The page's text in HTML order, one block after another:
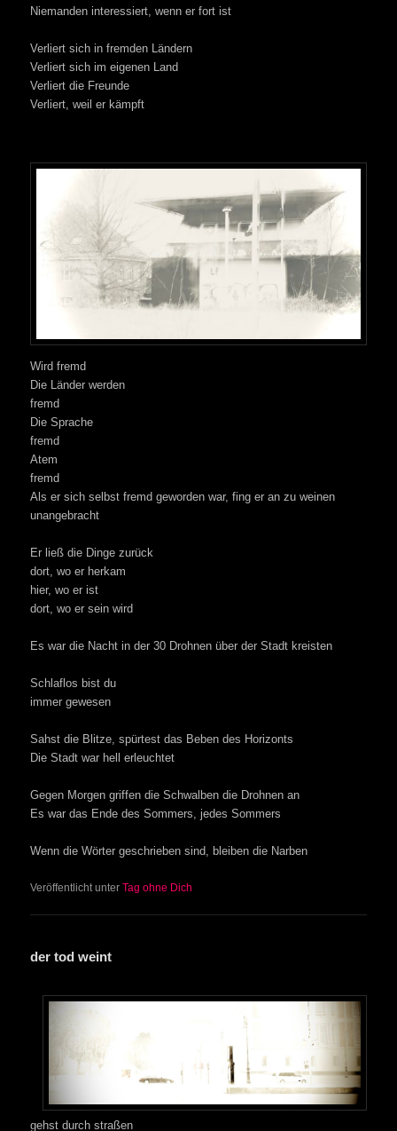
Niemanden interessiert, wenn er fort ist
Verliert sich in fremden Ländern
Verliert sich im eigenen Land
Verliert die Freunde
Verliert, weil er kämpft
Wird fremd
Die Länder werden
fremd
Die Sprache
fremd
Atem
fremd
Als er sich selbst fremd geworden war, fing er an zu weinen
unangebracht
Er ließ die Dinge zurück
dort, wo er herkam
hier, wo er ist
dort, wo er sein wird
Es war die Nacht in der 30 Drohnen über der Stadt kreisten
Schlaflos bist du
immer gewesen
Sahst die Blitze, spürtest das Beben des Horizonts
Die Stadt war hell erleuchtet
Gegen Morgen griffen die Schwalben die Drohnen an
Es war das Ende des Sommers, jedes Sommers
Wenn die Wörter geschrieben sind, bleiben die Narben
Veröffentlicht unter Tag ohne Dich
der tod weint
gehst durch straßen